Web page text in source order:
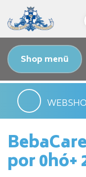
Shop menü
por 0hó+